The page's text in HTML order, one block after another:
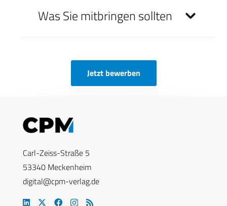
Was Sie mitbringen sollten
Jetzt bewerben
Carl-Zeiss-Straße 5
53340 Meckenheim
digital@cpm-verlag.de